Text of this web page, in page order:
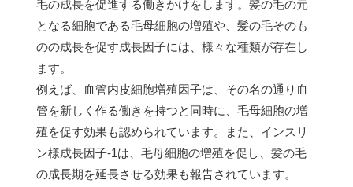
毛の成長を促進する働きかけをします。髪の毛の元
となる細胞である毛母細胞の増殖や、髪の毛そのも
のの成長を促す成長因子には、様々な種類が存在し
ます。
例えば、血管内皮細胞増殖因子は、その名の通り血
管を新しく作る働きを持つと同時に、毛母細胞の増
殖を促す効果も認められています。また、インスリ
ン様成長因子-1は、毛母細胞の増殖を促し、髪の毛
の成長期を延長させる効果も報告されています。